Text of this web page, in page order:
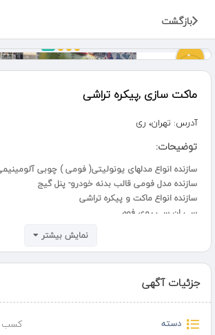
بازگشت
ماکت سازی ,پیکره تراشی
آدرس: تهران، ری
توضیحات:
سازنده انواع مدلهای یونولیتی( فومی ) چوبی
سازنده مدل فومی قالب بدنه خودرو- پنل گیج
سازنده انواع ماکت و پیکره تراشی
سی ان سی روی فوم
1-نمونه کار درلینک زیر اینستاگرام :
نمایش بیشتر
جزئیات آگهی
دسته کسب